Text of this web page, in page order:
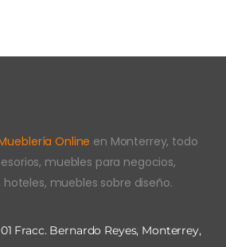
Online en Monterrey, todo
muebles para negocios,
muebles sobre diseño.
Fracc. Bernardo Reyes, Monterrey,